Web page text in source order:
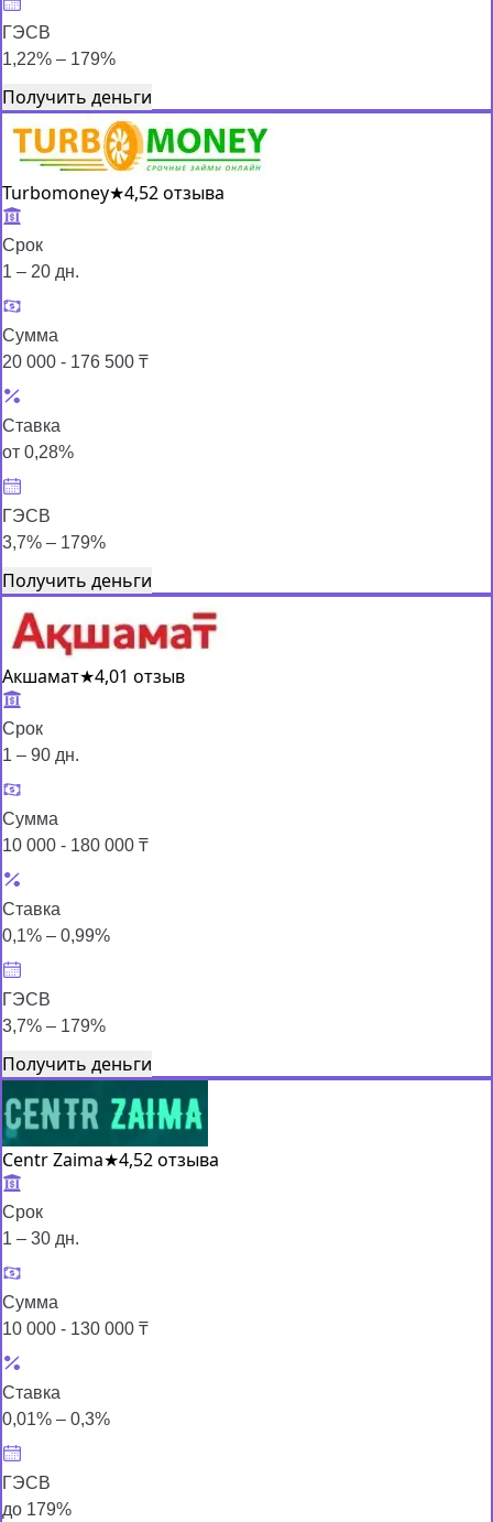
ГЭСВ
1,22% – 179%
Получить деньги
Turbomoney★4,52 отзыва
Срок
1 – 20 дн.
Сумма
20 000 - 176 500 ₸
Ставка
от 0,28%
ГЭСВ
3,7% – 179%
Получить деньги
Акшамат★4,01 отзыв
Срок
1 – 90 дн.
Сумма
10 000 - 180 000 ₸
Ставка
0,1% – 0,99%
ГЭСВ
3,7% – 179%
Получить деньги
Centr Zaima★4,52 отзыва
Срок
1 – 30 дн.
Сумма
10 000 - 130 000 ₸
Ставка
0,01% – 0,3%
ГЭСВ
до 179%